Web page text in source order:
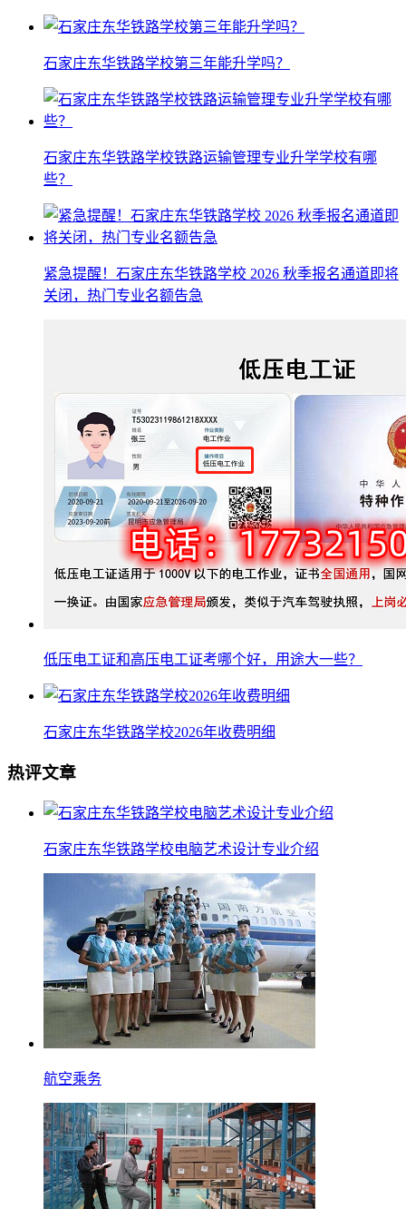
石家庄东华铁路学校第三年能升学吗？
石家庄东华铁路学校铁路运输管理专业升学学校有哪
些？
紧急提醒！石家庄东华铁路学校 2026 秋季报名通道即将
关闭，热门专业名额告急
低压电工证和高压电工证考哪个好，用途大一些？
石家庄东华铁路学校2026年收费明细
热评文章
石家庄东华铁路学校电脑艺术设计专业介绍
航空乘务